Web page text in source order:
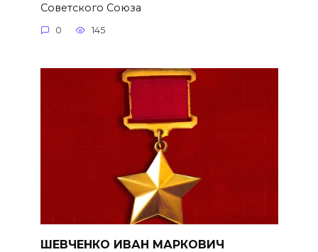
Советского Союза
0 145
ШЕВЧЕНКО ИВАН МАРКОВИЧ